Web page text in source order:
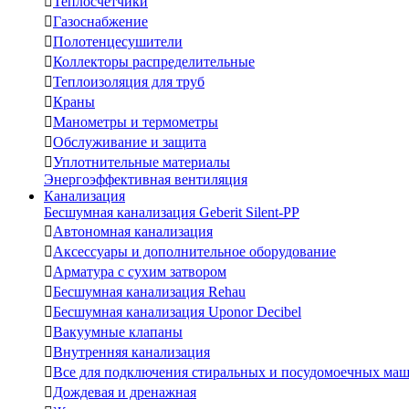
Газоснабжение
Полотенцесушители
Коллекторы распределительные
Теплоизоляция для труб
Краны
Манометры и термометры
Обслуживание и защита
Уплотнительные материалы
Энергоэффективная вентиляция
Канализация
Бесшумная канализация Geberit Silent-PP
Автономная канализация
Аксессуары и дополнительное оборудование
Арматура с сухим затвором
Бесшумная канализация Rehau
Бесшумная канализация Uponor Decibel
Вакуумные клапаны
Внутренняя канализация
Все для подключения стиральных и посудомоечных
Дождевая и дренажная